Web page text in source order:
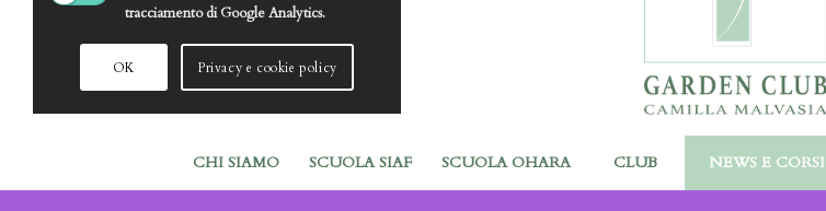
CHI SIAMO SCUOLA SIAF SCUOLA OHARA CLUB NEWS E CORSI
tracciamento di Google Analytics.
OK Privacy e cookie policy